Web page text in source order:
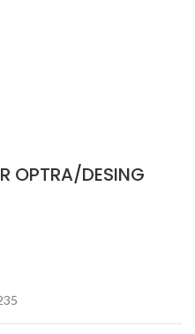
OPTRA/DESING